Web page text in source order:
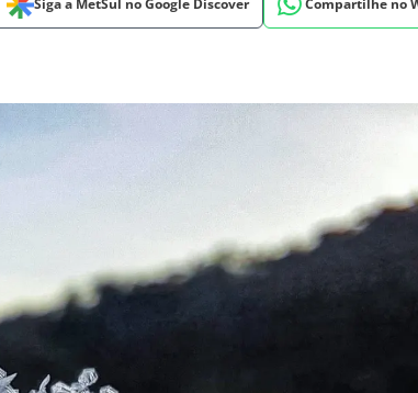
Siga a MetSul no Google Discover Compartilhe no